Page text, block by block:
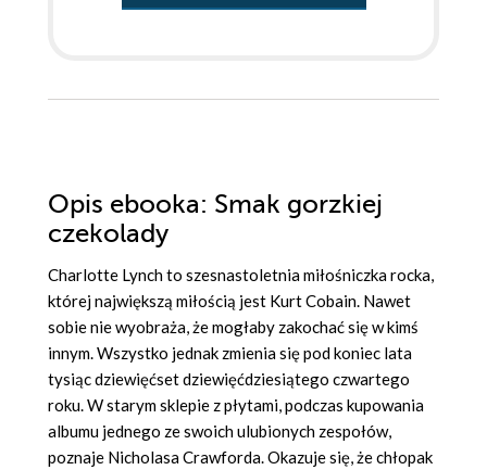
Opis ebooka: Smak gorzkiej
czekolady
Charlotte Lynch to szesnastoletnia miłośniczka rocka,
której największą miłością jest Kurt Cobain. Nawet
sobie nie wyobraża, że mogłaby zakochać się w kimś
innym. Wszystko jednak zmienia się pod koniec lata
tysiąc dziewięćset dziewięćdziesiątego czwartego
roku. W starym sklepie z płytami, podczas kupowania
albumu jednego ze swoich ulubionych zespołów,
poznaje Nicholasa Crawforda. Okazuje się, że chłopak